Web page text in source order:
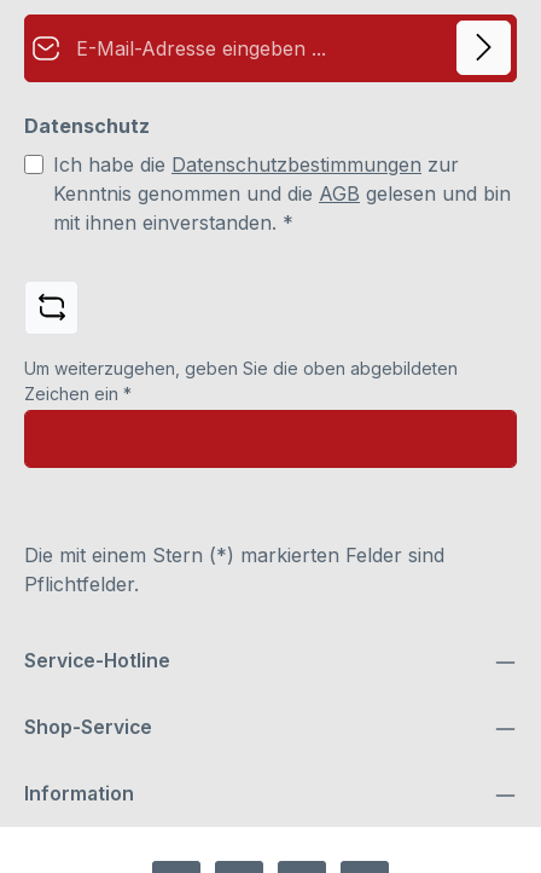
E-Mail-Adresse*
Datenschutz
Ich habe die Datenschutzbestimmungen zur
Kenntnis genommen und die AGB gelesen und bin
mit ihnen einverstanden. *
Um weiterzugehen, geben Sie die oben abgebildeten
Zeichen ein *
Die mit einem Stern (*) markierten Felder sind
Pflichtfelder.
Service-Hotline
Shop-Service
Information